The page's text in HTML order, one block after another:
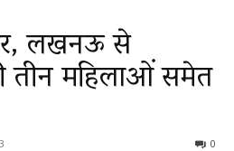
लखनऊ से
तीन महिलाओं समेत
0